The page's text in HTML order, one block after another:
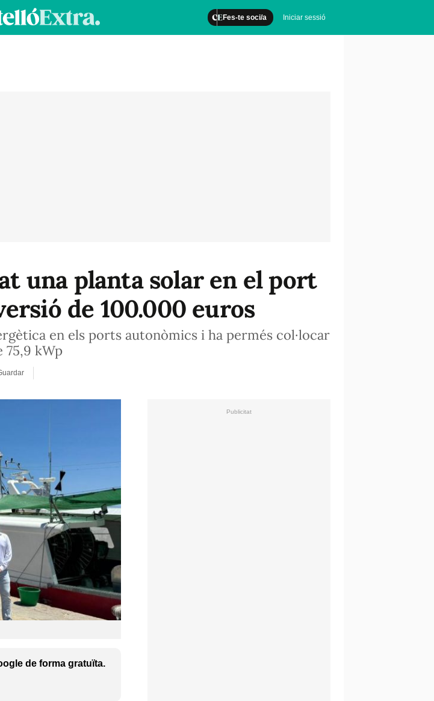
Fes-te soci/a Iniciar sessió
una planta solar en el port
de 100.000 euros
en els ports autonòmics i ha permés col·locar
75,9 kWp
de forma gratuïta.